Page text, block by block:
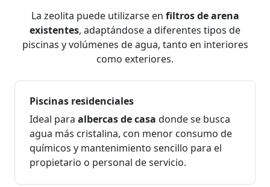
La zeolita puede utilizarse en filtros de arena
existentes, adaptándose a diferentes tipos de
piscinas y volúmenes de agua, tanto en interiores
como exteriores.
Piscinas residenciales
Ideal para albercas de casa donde se busca
agua más cristalina, con menor consumo de
químicos y mantenimiento sencillo para el
propietario o personal de servicio.